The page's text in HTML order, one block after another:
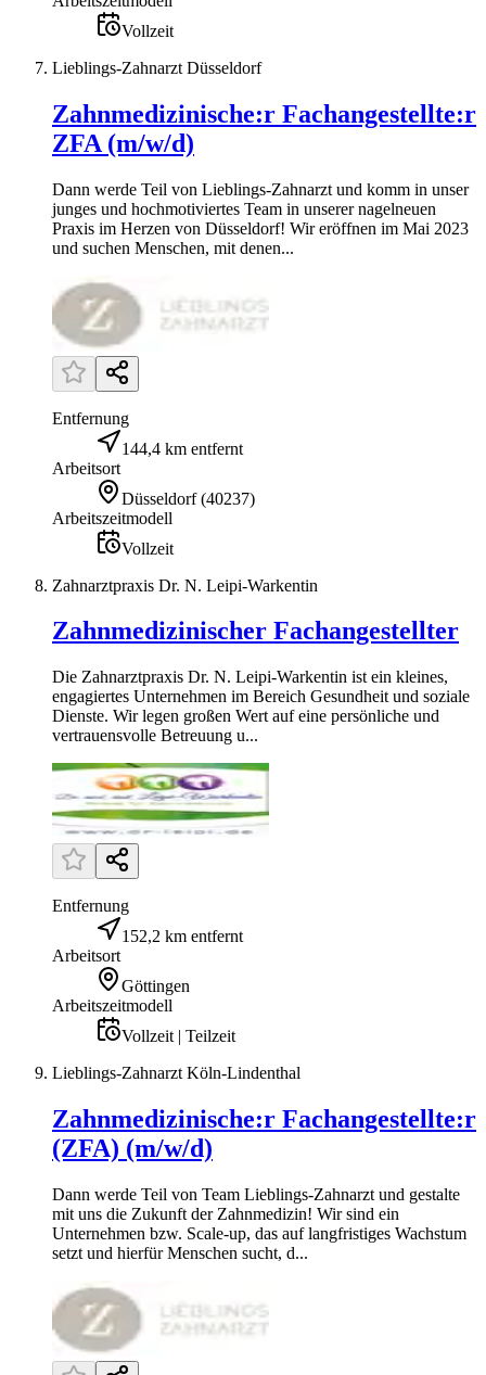
Vollzeit
Lieblings-Zahnarzt Düsseldorf
Zahnmedizinische:r Fachangestellte:r
ZFA (m/w/d)
Dann werde Teil von Lieblings-Zahnarzt und komm in unser
junges und hochmotiviertes Team in unserer nagelneuen
Praxis im Herzen von Düsseldorf! Wir eröffnen im Mai 2023
und suchen Menschen, mit denen...
Entfernung
144,4 km entfernt
Arbeitsort
Düsseldorf (40237)
Arbeitszeitmodell
Vollzeit
Zahnarztpraxis Dr. N. Leipi-Warkentin
Zahnmedizinischer Fachangestellter
Die Zahnarztpraxis Dr. N. Leipi-Warkentin ist ein kleines,
engagiertes Unternehmen im Bereich Gesundheit und soziale
Dienste. Wir legen großen Wert auf eine persönliche und
vertrauensvolle Betreuung u...
Entfernung
152,2 km entfernt
Arbeitsort
Göttingen
Arbeitszeitmodell
Vollzeit | Teilzeit
Lieblings-Zahnarzt Köln-Lindenthal
Zahnmedizinische:r Fachangestellte:r
(ZFA) (m/w/d)
Dann werde Teil von Team Lieblings-Zahnarzt und gestalte
mit uns die Zukunft der Zahnmedizin! Wir sind ein
Unternehmen bzw. Scale-up, das auf langfristiges Wachstum
setzt und hierfür Menschen sucht, d...